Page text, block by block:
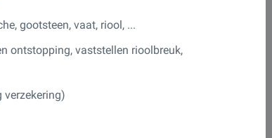
gootsteen, vaat, riool, ...
ontstopping, vaststellen rioolbreuk,
verzekering)